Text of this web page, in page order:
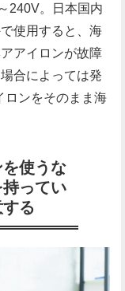
240V。日本国内
使用すると、海
アイロンが故障
合によっては発
ロンをそのまま海
使うな
ってい
る